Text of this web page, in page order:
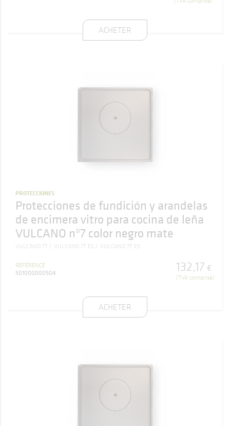
ACHETER
PROTECCIONES
Protecciones de fundición y arandelas
de encimera vitro para cocina de leña
VULCANO nº7 color negro mate
VULCANO 7T VULCANO 7T E3 VULCANO 7T E5
RÉFÉRENCE
501000000504
132,17 €
(TVA comprise)
ACHETER